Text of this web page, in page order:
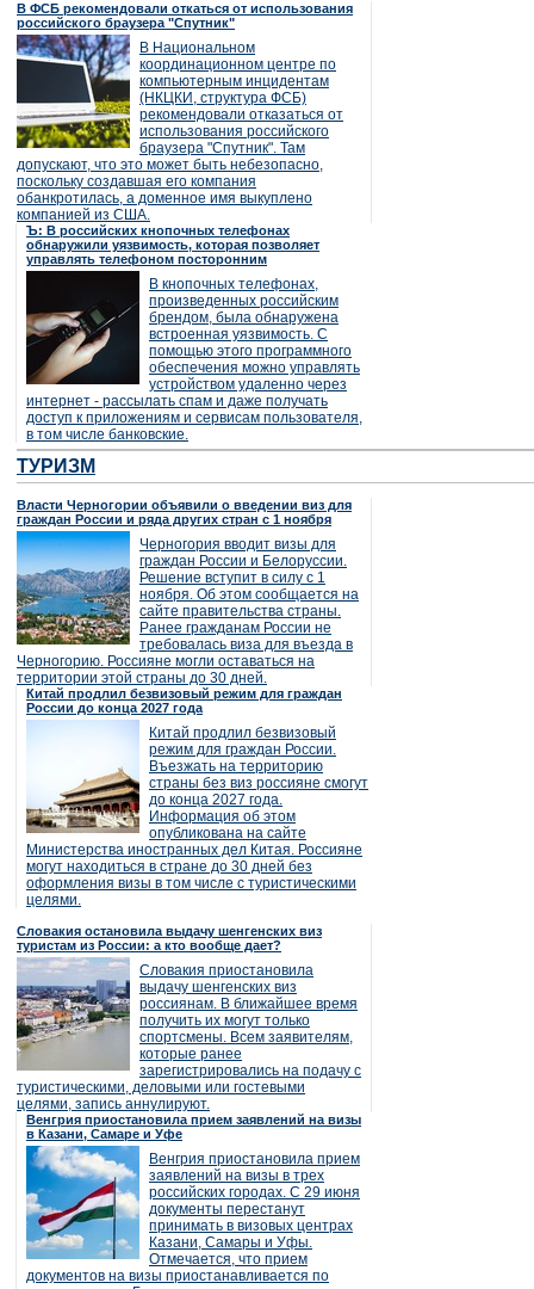
В ФСБ рекомендовали откаться от использования
российского браузера "Спутник"
В Национальном
координационном центре по
компьютерным инцидентам
(НКЦКИ, структура ФСБ)
рекомендовали отказаться от
использования российского
браузера "Спутник". Там
допускают, что это может быть небезопасно,
поскольку создавшая его компания
обанкротилась, а доменное имя выкуплено
компанией из США.
Ъ: В российских кнопочных телефонах
обнаружили уязвимость, которая позволяет
управлять телефоном посторонним
В кнопочных телефонах,
произведенных российским
брендом, была обнаружена
встроенная уязвимость. С
помощью этого программного
обеспечения можно управлять
устройством удаленно через
интернет - рассылать спам и даже получать
доступ к приложениям и сервисам пользователя,
в том числе банковские.
ТУРИЗМ
Власти Черногории объявили о введении виз для
граждан России и ряда других стран с 1 ноября
Черногория вводит визы для
граждан России и Белоруссии.
Решение вступит в силу с 1
ноября. Об этом сообщается на
сайте правительства страны.
Ранее гражданам России не
требовалась виза для въезда в
Черногорию. Россияне могли оставаться на
территории этой страны до 30 дней.
Китай продлил безвизовый режим для граждан
России до конца 2027 года
Китай продлил безвизовый
режим для граждан России.
Въезжать на территорию
страны без виз россияне смогут
до конца 2027 года.
Информация об этом
опубликована на сайте
Министерства иностранных дел Китая. Россияне
могут находиться в стране до 30 дней без
оформления визы в том числе с туристическими
целями.
Словакия остановила выдачу шенгенских виз
туристам из России: а кто вообще дает?
Словакия приостановила
выдачу шенгенских виз
россиянам. В ближайшее время
получить их могут только
спортсмены. Всем заявителям,
которые ранее
зарегистрировались на подачу с
туристическими, деловыми или гостевыми
целями, запись аннулируют.
Венгрия приостановила прием заявлений на визы
в Казани, Самаре и Уфе
Венгрия приостановила прием
заявлений на визы в трех
российских городах. С 29 июня
документы перестанут
принимать в визовых центрах
Казани, Самары и Уфы.
Отмечается, что прием
документов на визы приостанавливается по